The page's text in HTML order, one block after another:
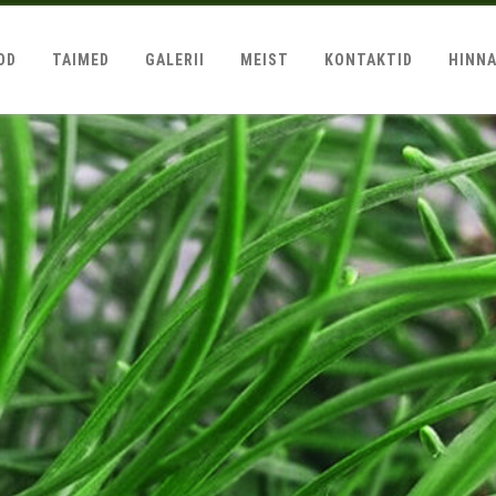
TAIMED GALERII MEIST KONTAKTID